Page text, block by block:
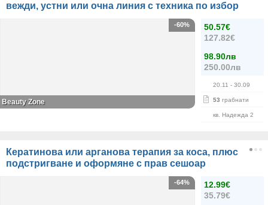
вежди, устни или очна линия с техника по избор
50.57€
127.82€
98.90лв
250.00лв
20.11 - 30.09
53 грабнати
кв. Надежда 2
-60%
Beauty Zone
Кератинова или арганова терапия за коса, плюс
подстригване и оформяне с прав сешоар
12.99€
35.79€
-64%